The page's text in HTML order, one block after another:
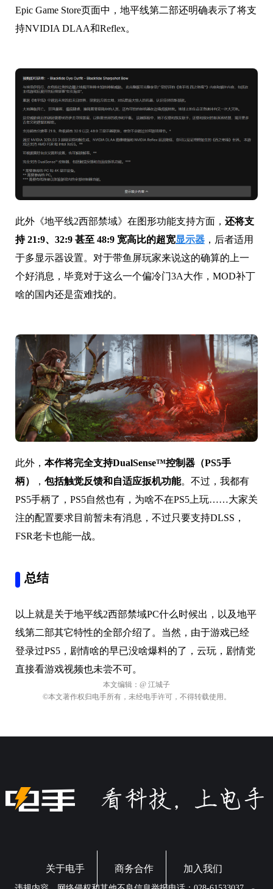
Epic Game Store页面中，地平线第二部还明确表示了将支
持NVIDIA DLAA和Reflex。
此外《地平线2西部禁域》在图形功能支持方面， 还将支
持 21:9、32:9 甚至 48:9 宽高比的超宽显示器 ，后者适用
于多显示器设置。对于带鱼屏玩家来说这的确算的上一
个好消息，毕竟对于这么一个偏冷门3A大作，MOD补丁
啥的国内还是蛮难找的。
此外， 本作将完全支持DualSense™控制器（PS5手
柄）
， 包括触觉反馈和自适应扳机功能。不过，我都有
PS5手柄了，PS5自然也有，为啥不在PS5上玩……大家关
注的配置要求目前暂未有消息，不过只要支持DLSS，
FSR老卡也能一战。
总结
以上就是关于地平线2西部禁域PC什么时候出，以及地平
线第二部其它特性的全部介绍了。当然，由于游戏已经
登录过PS5，剧情啥的早已没啥爆料的了，云玩，剧情党
直接看游戏视频也未尝不可。
本文编辑： @ 江城子
©本文著作权归电手所有，未经电手许可，不得转载使用。
关于电手 商务合作 加入我们